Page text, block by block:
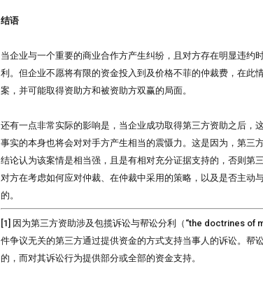
结语
当企业与一个重要的商业合作方产生纠纷，且对方存在明显违约
利。但企业不愿将有限的资金投入到及价格不菲的仲裁费，在此
案，并可能取得资助方和被资助方双赢的局面。
还有一点非常实际的影响是，当企业成功取得第三方资助之后，
事实的本身也将会对对手方产生相当的震慑力。这是因为，第三
结论认为该案情是相当强，且是有相对充分证据支持的，否则第
对方在考虑如何应对仲裁、在仲裁中采用的策略，以及是否主动
的。
[1] 因为第三方资助涉及包揽诉讼与帮讼分利（“the doctrines of
件争议无关的第三方通过提供资金的方式支持当事人的诉讼。帮
的，而对其诉讼行为提供部分或全部的资金支持。